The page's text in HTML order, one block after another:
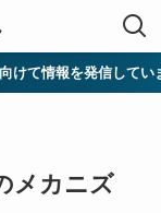
信しています。
メカニズ